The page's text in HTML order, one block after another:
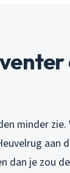
minder
aan
dan je zou